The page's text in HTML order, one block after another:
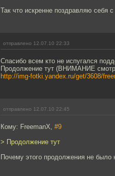
Так что искренне поздравляю себя
отправлено 12.07.10 22:33
Спасибо всем кто не испугался
Продолжение тут (ВНИМАНИЕ
http://img-fotki.yandex.ru/get/3608/
отправлено 12.07.10 22:45
Кому: FreemanX, #9
> Продолжение тут
Почему этого продолжения не было